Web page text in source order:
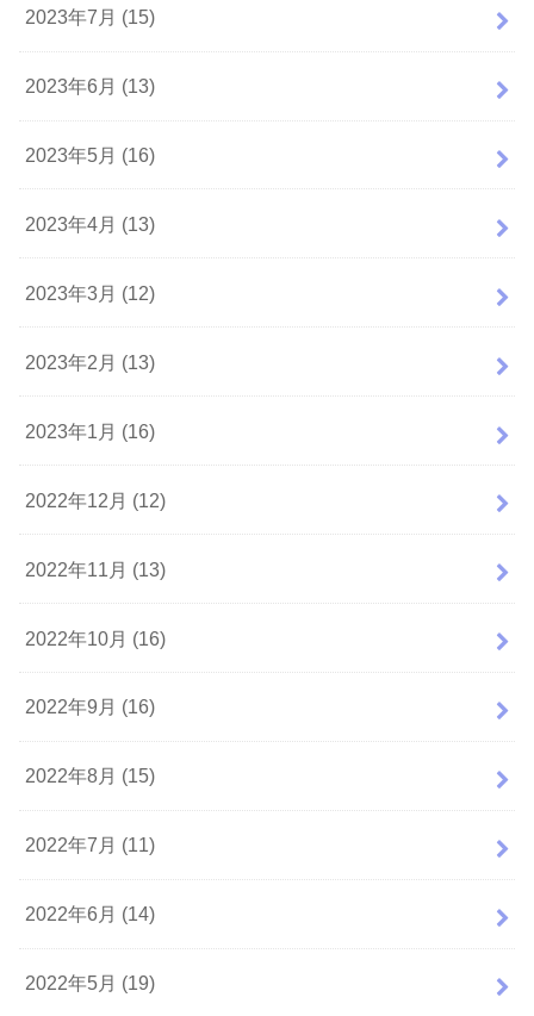
2023年7月 (15)
2023年6月 (13)
2023年5月 (16)
2023年4月 (13)
2023年3月 (12)
2023年2月 (13)
2023年1月 (16)
2022年12月 (12)
2022年11月 (13)
2022年10月 (16)
2022年9月 (16)
2022年8月 (15)
2022年7月 (11)
2022年6月 (14)
2022年5月 (19)